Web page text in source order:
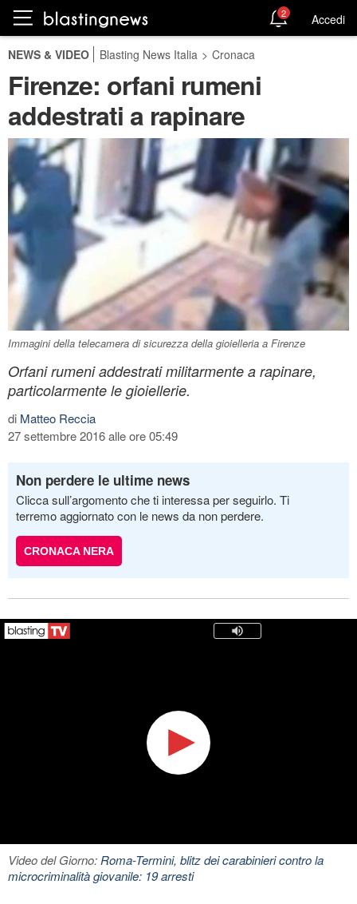
2 Accedi
NEWS & VIDEO Blasting News Italia > Cronaca
Firenze: orfani rumeni
addestrati a rapinare
Immagini della telecamera di sicurezza della gioielleria a Firenze
Orfani rumeni addestrati militarmente a rapinare,
particolarmente le gioiellerie.
di Matteo Reccia
27 settembre 2016 alle ore 05:49
Non perdere le ultime news
Clicca sull’argomento che ti interessa per seguirlo. Ti
terremo aggiornato con le news da non perdere.
CRONACA NERA
Video del Giorno:Roma-Termini, blitz dei carabinieri contro la
microcriminalità giovanile: 19 arresti